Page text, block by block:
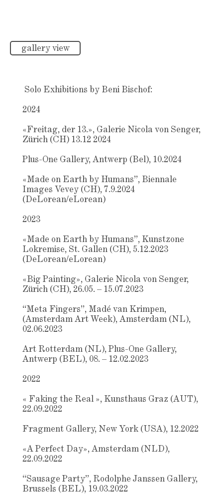
gallery view
Solo Exhibitions by Beni Bischof:
2024
«Freitag, der 13.», Galerie Nicola von Senger,
Zürich (CH) 13.12 2024
Plus-One Gallery, Antwerp (Bel), 10.2024
«Made on Earth by Humans”, Biennale
Images Vevey (CH), 7.9.2024
(DeLorean/eLorean)
2023
«Made on Earth by Humans”, Kunstzone
Lokremise, St. Gallen (CH), 5.12.2023
(DeLorean/eLorean)
«Big Painting», Galerie Nicola von Senger,
Zürich (CH), 26.05. – 15.07.2023
“Meta Fingers”, Madé van Krimpen,
(Amsterdam Art Week), Amsterdam (NL),
02.06.2023
Art Rotterdam (NL), Plus-One Gallery,
Antwerp (BEL), 08. – 12.02.2023
2022
« Faking the Real », Kunsthaus Graz (AUT),
22.09.2022
Fragment Gallery, New York (USA), 12.2022
«A Perfect Day», Amsterdam (NLD),
22.09.2022
“Sausage Party”, Rodolphe Janssen Gallery,
Brussels (BEL), 19.03.2022